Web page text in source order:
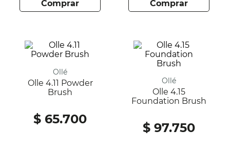
comprar comprar
Ollé
Olle 4.11 Powder
Brush
$ 65.700
Ollé
Olle 4.15
Foundation Brush
$ 97.750